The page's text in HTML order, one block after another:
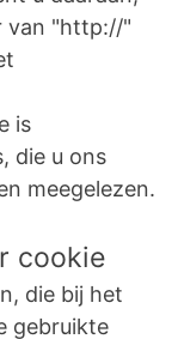
van "http://"
is
die u ons
meegelezen.
cookie
die bij het
gebruikte